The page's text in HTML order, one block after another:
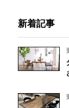
新着記事